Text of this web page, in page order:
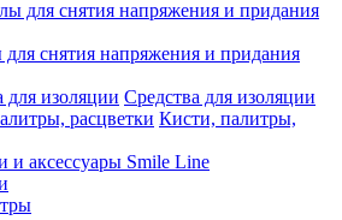
снятия напряжения и придания
Средства для изоляции
Кисти, палитры,
и аксессуары Smile Line